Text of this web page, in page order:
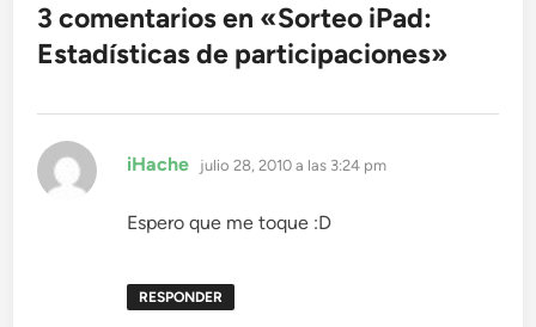
3 comentarios en «Sorteo iPad:
Estadísticas de participaciones»
iHache dice:
julio 28, 2010 a las 3:24 pm
Espero que me toque :D
RESPONDER